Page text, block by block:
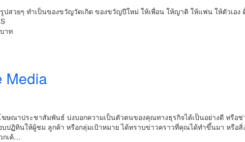
สวยๆ ทำเป็นของขวัญวัดเกิด ของขวัญปีใหม่ ให้เพื่อน ให้ญาติ ให้แฟน ให้ตัวเอง
าท
Media
ษณาประชาสัมพันธ์ บ่งบอกความเป็นตัวตนของคุณทางธุรกิจได้เป็นอย่างดี หรือช่
ปฏิทินให้ผู้ชม ลูกค้า หรือกลุ่มเป้าหมาย ได้ทราบข่าวคราวที่คุณได้ทำขึ้นมา หรือสิ่
กเค้…